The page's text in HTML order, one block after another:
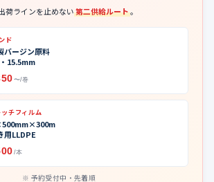
荷ラインを止めない第二供給ルート。
ド
バージン原料
15.5mm
〜/巻
ッチフィルム
用LLDPE
/本
予約受付中・先着順